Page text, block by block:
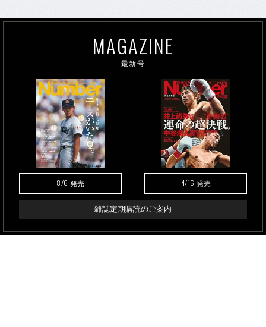
MAGAZINE
最新号
8/6 発売 4/16 発売
雑誌定期購読のご案内